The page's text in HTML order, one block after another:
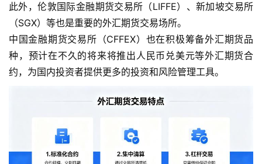
此外，伦敦国际金融期货交易所（LIFFE）、新加坡交易所
（SGX）等也是重要的外汇期货交易场所。
中国金融期货交易所（CFFEX）也在积极筹备外汇期货品
种，预计在不久的将来将推出人民币兑美元等外汇期货合
约，为国内投资者提供更多的投资和风险管理工具。